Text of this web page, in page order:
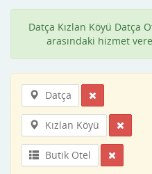
Datça Kızlan Köyü Datça
arasındaki hizmet
Datça
Kızlan Köyü
Butik Otel